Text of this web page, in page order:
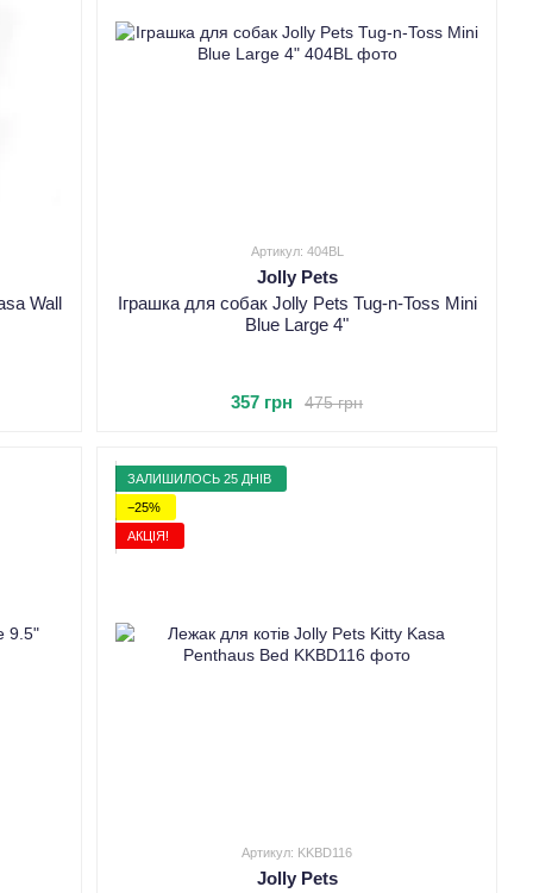
Wall
Артикул: 404BL
Jolly Pets
Іграшка для собак Jolly Pets Tug-n-Toss Mini
Blue Large 4"
475 грн
357 грн
ЗАЛИШИЛОСЬ 25 ДНІВ
−25%
АКЦІЯ!
Артикул: KKBD116
Jolly Pets